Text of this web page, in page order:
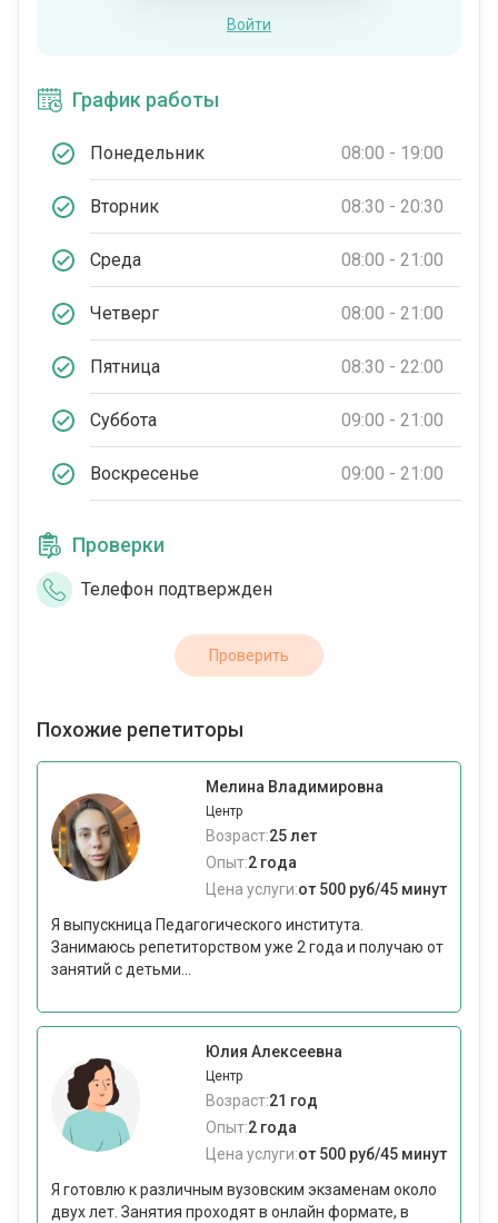
Войти
График работы
Понедельник 08:00 - 19:00
Вторник 08:30 - 20:30
Среда 08:00 - 21:00
Четверг 08:00 - 21:00
Пятница 08:30 - 22:00
Суббота 09:00 - 21:00
Воскресенье 09:00 - 21:00
Проверки
Телефон подтвержден
Проверить
Похожие репетиторы
Мелина Владимировна
Центр
Возраст:25 лет
Опыт:2 года
Цена услуги:от 500 руб/45 минут
Я выпускница Педагогического института.
Занимаюсь репетиторством уже 2 года и получаю от
занятий с детьми...
Юлия Алексеевна
Центр
Возраст:21 год
Опыт:2 года
Цена услуги:от 500 руб/45 минут
Я готовлю к различным вузовским экзаменам около
двух лет. Занятия проходят в онлайн формате, в